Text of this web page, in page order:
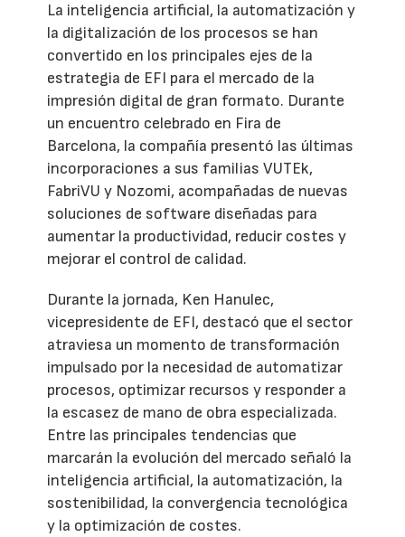
La inteligencia artificial, la automatización y
la digitalización de los procesos se han
convertido en los principales ejes de la
estrategia de EFI para el mercado de la
impresión digital de gran formato. Durante
un encuentro celebrado en Fira de
Barcelona, la compañía presentó las últimas
incorporaciones a sus familias VUTEk,
FabriVU y Nozomi, acompañadas de nuevas
soluciones de software diseñadas para
aumentar la productividad, reducir costes y
mejorar el control de calidad.
Durante la jornada, Ken Hanulec,
vicepresidente de EFI, destacó que el sector
atraviesa un momento de transformación
impulsado por la necesidad de automatizar
procesos, optimizar recursos y responder a
la escasez de mano de obra especializada.
Entre las principales tendencias que
marcarán la evolución del mercado señaló la
inteligencia artificial, la automatización, la
sostenibilidad, la convergencia tecnológica
y la optimización de costes.